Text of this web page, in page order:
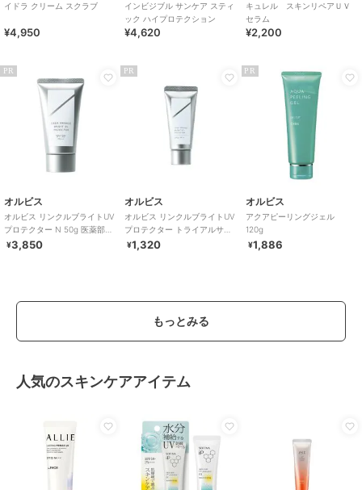
イドラ クリーム スクラブ
¥4,950
インビジブル サンケア スティ
ック ハイプロテクション
¥4,620
キュレル スキンリペアＵＶ
セラム
¥2,200
PR
オルビス
オルビス リンクルブライトUV
プロテクター N 50g 医薬部外
品（顔用日焼け止め）
¥3,850
PR
オルビス
オルビス リンクルブライトUV
プロテクター トライアルサイ
ズ 15g 医薬部外品 （顔用日焼
¥1,320
PR
オルビス
アクアピーリングジェル
120g
¥1,886
もっとみる
人気のスキンケアアイテム